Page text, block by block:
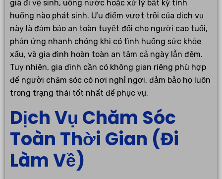
già đi vệ sinh, uống nước hoặc xử lý bất kỳ tình
huống nào phát sinh. Ưu điểm vượt trội của dịch vụ
này là đảm bảo an toàn tuyệt đối cho người cao tuổi,
phản ứng nhanh chóng khi có tình huống sức khỏe
xấu, và gia đình hoàn toàn an tâm cả ngày lẫn đêm.
Tuy nhiên, gia đình cần có không gian riêng phù hợp
để người chăm sóc có nơi nghỉ ngơi, đảm bảo họ luôn
trong trạng thái tốt nhất để phục vụ.
Dịch Vụ Chăm Sóc
Toàn Thời Gian (Đi
Làm Về)